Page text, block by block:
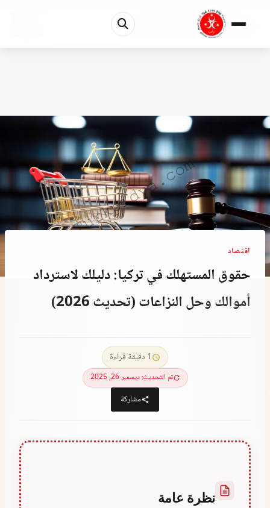
حقوق المستهلك في تركيا: دليلك لاسترداد أموالك و...
اقتصاد
حقوق المستهلك في تركيا: دليلك لاسترداد
أموالك وحل النزاعات (تحديث 2026)
1 دقيقة قراءة
تم التحديث: ديسمبر 26, 2025
مشاركة
نظرة عامة